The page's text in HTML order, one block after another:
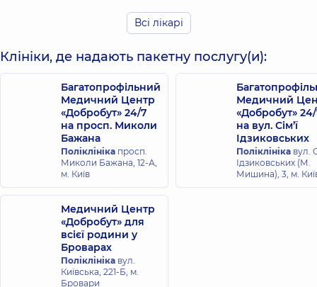
Рентгенолог,13
Рентгенолог,
Заєць Наталія
Юріївна
Рентгенолог, 21
років досвіду
Ковальський
Володимир
Олександрович
Рентгенолог,
Корягіна Юлія
Рентгенолог,
Ніколенко Анна
Рязанцев
Богдан
Всі лікарі
Клініки, де надають пакетну послугу(и):
Багатопрофільний
Медичний Центр
«Добробут» 24/7
на просп. Миколи
Бажана
Поліклініка просп.
Миколи Бажана, 12-А,
м. Київ
Медичний
«Добробут»
на вул. Сім’ї
Ідзиковських
Поліклініка вул.
Ідзиковських (М.
Мишина), 3, м.
Медичний Центр
«Добробут» для
всієї родини у
Броварах
Поліклініка вул.
Київська, 221-Б, м.
Бровари